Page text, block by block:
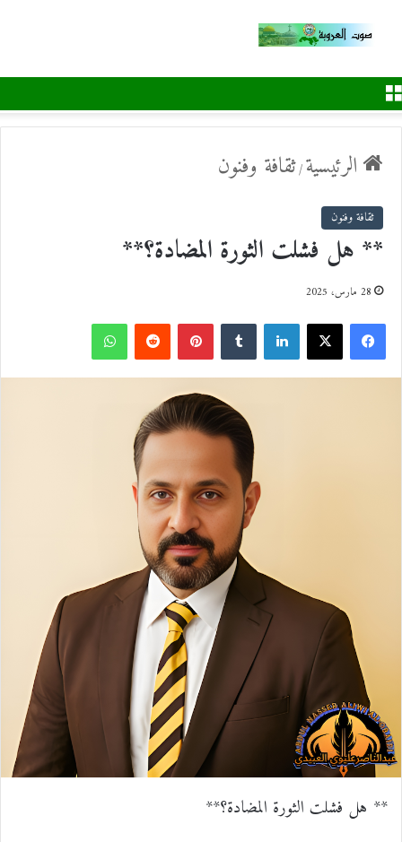
الرئيسية/ثقافة وفنون
ثقافة وفنون
** هل فشلت الثورة المضادة؟**
28 مارس، 2025
ي
X
ي
ك
د
ن
T
u
m
b
l
r
ي
ن
ت
ي
ر
ي
س
ت
R
e
d
ا
** هل فشلت الثورة المضادة؟**